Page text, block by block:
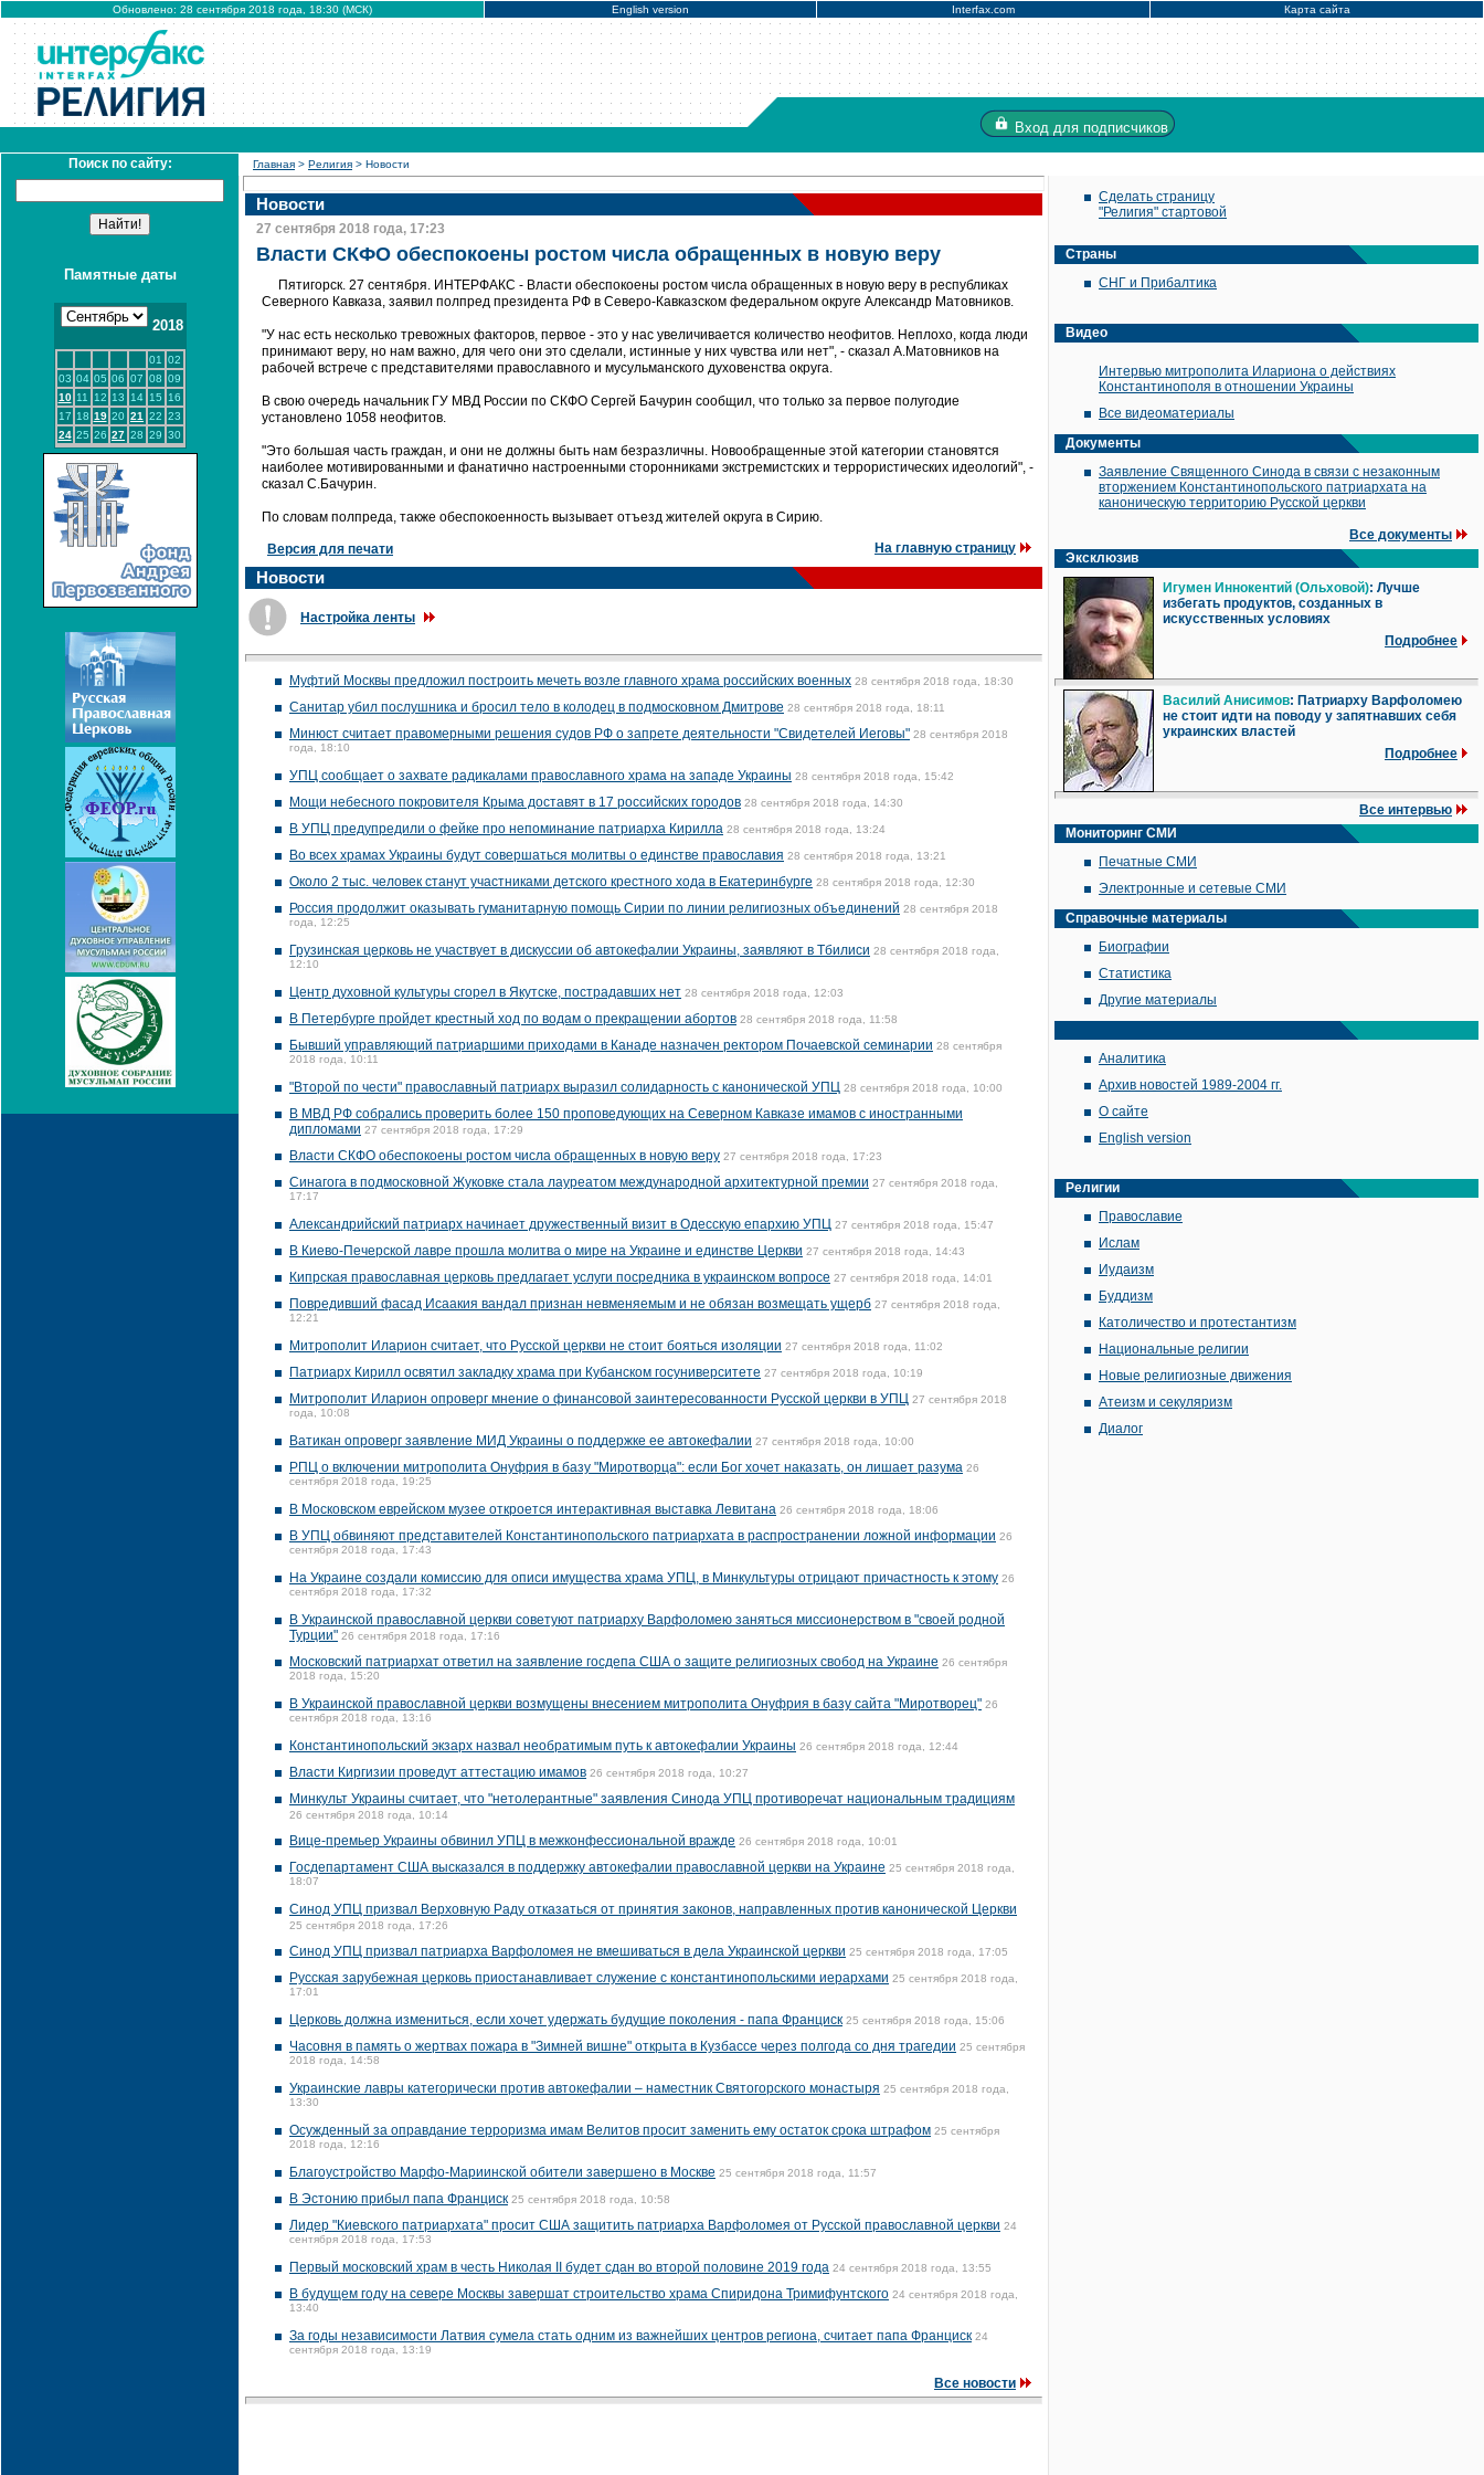
Обновлено: 28 сентября 2018 года, 18:30 (МСК) English version Interfax.com Карта сайта
Вход для подписчиков
Поиск по сайту:
Памятные даты
2018
01
02
03 04 05 06 07 08 09
10 11 12 13 14 15
16
17 18 19 20 21 22 23
24 25 26 27 28 29 30
Главная > Религия > Новости
Новости
27 сентября 2018 года, 17:23
Власти СКФО обеспокоены ростом числа обращенных в новую веру
Пятигорск. 27 сентября. ИНТЕРФАКС - Власти обеспокоены ростом числа обращенных в новую веру в республиках
Северного Кавказа, заявил полпред президента РФ в Северо-Кавказском федеральном округе Александр Матовников.
"У нас есть несколько тревожных факторов, первое - это у нас увеличивается количество неофитов. Неплохо, когда люди
принимают веру, но нам важно, для чего они это сделали, истинные у них чувства или нет", - сказал А.Матовников на
рабочей встрече с представителями православного и мусульманского духовенства округа.
В свою очередь начальник ГУ МВД России по СКФО Сергей Бачурин сообщил, что только за первое полугодие
установлено 1058 неофитов.
"Это большая часть граждан, и они не должны быть нам безразличны. Новообращенные этой категории становятся
наиболее мотивированными и фанатично настроенными сторонниками экстремистских и террористических идеологий", -
сказал С.Бачурин.
По словам полпреда, также обеспокоенность вызывает отъезд жителей округа в Сирию.
Версия для печати На главную страницу
Новости
Настройка ленты
Муфтий Москвы предложил построить мечеть возле главного храма российских военных 28 сентября 2018 года, 18:30
Санитар убил послушника и бросил тело в колодец в подмосковном Дмитрове 28 сентября 2018 года, 18:11
Минюст считает правомерными решения судов РФ о запрете деятельности "Свидетелей Иеговы" 28 сентября 2018
года, 18:10
УПЦ сообщает о захвате радикалами православного храма на западе Украины 28 сентября 2018 года, 15:42
Мощи небесного покровителя Крыма доставят в 17 российских городов 28 сентября 2018 года, 14:30
В УПЦ предупредили о фейке про непоминание патриарха Кирилла 28 сентября 2018 года, 13:24
Во всех храмах Украины будут совершаться молитвы о единстве православия 28 сентября 2018 года, 13:21
Около 2 тыс. человек станут участниками детского крестного хода в Екатеринбурге 28 сентября 2018 года, 12:30
Россия продолжит оказывать гуманитарную помощь Сирии по линии религиозных объединений 28 сентября 2018
года, 12:25
Грузинская церковь не участвует в дискуссии об автокефалии Украины, заявляют в Тбилиси 28 сентября 2018 года,
12:10
Центр духовной культуры сгорел в Якутске, пострадавших нет 28 сентября 2018 года, 12:03
В Петербурге пройдет крестный ход по водам о прекращении абортов 28 сентября 2018 года, 11:58
Бывший управляющий патриаршими приходами в Канаде назначен ректором Почаевской семинарии 28 сентября
2018 года, 10:11
"Второй по чести" православный патриарх выразил солидарность с канонической УПЦ 28 сентября 2018 года, 10:00
В МВД РФ собрались проверить более 150 проповедующих на Северном Кавказе имамов с иностранными
дипломами 27 сентября 2018 года, 17:29
Власти СКФО обеспокоены ростом числа обращенных в новую веру 27 сентября 2018 года, 17:23
Синагога в подмосковной Жуковке стала лауреатом международной архитектурной премии 27 сентября 2018 года,
17:17
Александрийский патриарх начинает дружественный визит в Одесскую епархию УПЦ 27 сентября 2018 года, 15:47
В Киево-Печерской лавре прошла молитва о мире на Украине и единстве Церкви 27 сентября 2018 года, 14:43
Кипрская православная церковь предлагает услуги посредника в украинском вопросе 27 сентября 2018 года, 14:01
Повредивший фасад Исаакия вандал признан невменяемым и не обязан возмещать ущерб 27 сентября 2018 года,
12:21
Митрополит Иларион считает, что Русской церкви не стоит бояться изоляции 27 сентября 2018 года, 11:02
Патриарх Кирилл освятил закладку храма при Кубанском госуниверситете 27 сентября 2018 года, 10:19
Митрополит Иларион опроверг мнение о финансовой заинтересованности Русской церкви в УПЦ 27 сентября 2018
года, 10:08
Ватикан опроверг заявление МИД Украины о поддержке ее автокефалии 27 сентября 2018 года, 10:00
РПЦ о включении митрополита Онуфрия в базу "Миротворца": если Бог хочет наказать, он лишает разума 26
сентября 2018 года, 19:25
В Московском еврейском музее откроется интерактивная выставка Левитана 26 сентября 2018 года, 18:06
В УПЦ обвиняют представителей Константинопольского патриархата в распространении ложной информации 26
сентября 2018 года, 17:43
На Украине создали комиссию для описи имущества храма УПЦ, в Минкультуры отрицают причастность к этому 26
сентября 2018 года, 17:32
В Украинской православной церкви советуют патриарху Варфоломею заняться миссионерством в "своей родной
Турции" 26 сентября 2018 года, 17:16
Московский патриархат ответил на заявление госдепа США о защите религиозных свобод на Украине 26 сентября
2018 года, 15:20
В Украинской православной церкви возмущены внесением митрополита Онуфрия в базу сайта "Миротворец" 26
сентября 2018 года, 13:16
Константинопольский экзарх назвал необратимым путь к автокефалии Украины 26 сентября 2018 года, 12:44
Власти Киргизии проведут аттестацию имамов 26 сентября 2018 года, 10:27
Минкульт Украины считает, что "нетолерантные" заявления Синода УПЦ противоречат национальным традициям
26 сентября 2018 года, 10:14
Вице-премьер Украины обвинил УПЦ в межконфессиональной вражде 26 сентября 2018 года, 10:01
Госдепартамент США высказался в поддержку автокефалии православной церкви на Украине 25 сентября 2018 года,
18:07
Синод УПЦ призвал Верховную Раду отказаться от принятия законов, направленных против канонической Церкви
25 сентября 2018 года, 17:26
Синод УПЦ призвал патриарха Варфоломея не вмешиваться в дела Украинской церкви 25 сентября 2018 года, 17:05
Русская зарубежная церковь приостанавливает служение с константинопольскими иерархами 25 сентября 2018 года,
17:01
Церковь должна измениться, если хочет удержать будущие поколения - папа Франциск 25 сентября 2018 года, 15:06
Часовня в память о жертвах пожара в "Зимней вишне" открыта в Кузбассе через полгода со дня трагедии 25 сентября
2018 года, 14:58
Украинские лавры категорически против автокефалии – наместник Святогорского монастыря 25 сентября 2018 года,
13:30
Осужденный за оправдание терроризма имам Велитов просит заменить ему остаток срока штрафом 25 сентября
2018 года, 12:16
Благоустройство Марфо-Мариинской обители завершено в Москве 25 сентября 2018 года, 11:57
В Эстонию прибыл папа Франциск 25 сентября 2018 года, 10:58
Лидер "Киевского патриархата" просит США защитить патриарха Варфоломея от Русской православной церкви 24
сентября 2018 года, 17:53
Первый московский храм в честь Николая II будет сдан во второй половине 2019 года 24 сентября 2018 года, 13:55
В будущем году на севере Москвы завершат строительство храма Спиридона Тримифунтского 24 сентября 2018 года,
13:40
За годы независимости Латвия сумела стать одним из важнейших центров региона, считает папа Франциск 24
сентября 2018 года, 13:19
Все новости
Сделать страницу
"Религия" стартовой
Страны
СНГ и Прибалтика
Видео
Интервью митрополита Илариона о действиях
Константинополя в отношении Украины
Все видеоматериалы
Документы
Заявление Священного Синода в связи с незаконным
вторжением Константинопольского патриархата на
каноническую территорию Русской церкви
Все документы
Эксклюзив
Игумен Иннокентий (Ольховой): Лучше
избегать продуктов, созданных в
искусственных условиях
Подробнее
Василий Анисимов: Патриарху Варфоломею
не стоит идти на поводу у запятнавших себя
украинских властей
Подробнее
Все интервью
Мониторинг СМИ
Печатные СМИ
Электронные и сетевые СМИ
Справочные материалы
Биографии
Статистика
Другие материалы
Аналитика
Архив новостей 1989-2004 гг.
О сайте
English version
Религии
Православие
Ислам
Иудаизм
Буддизм
Католичество и протестантизм
Национальные религии
Новые религиозные движения
Атеизм и секуляризм
Диалог